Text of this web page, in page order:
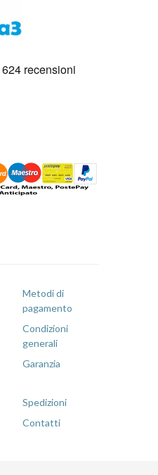
Metodi di
pagamento
Condizioni
generali
Garanzia
Spedizioni
Contatti